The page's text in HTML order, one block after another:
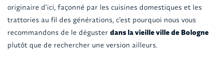
originaire d'ici, façonné par les cuisines domestiques et les
trattories au fil des générations, c'est pourquoi nous vous
recommandons de le déguster dans la vieille ville de Bologne
plutôt que de rechercher une version ailleurs.